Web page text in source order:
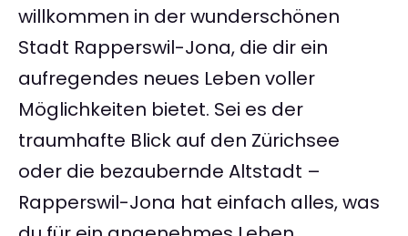
willkommen in der wunderschönen
Stadt Rapperswil-Jona, die dir ein
aufregendes neues Leben voller
Möglichkeiten bietet. Sei es der
traumhafte Blick auf den Zürichsee
oder die bezaubernde Altstadt –
Rapperswil-Jona hat einfach alles, was